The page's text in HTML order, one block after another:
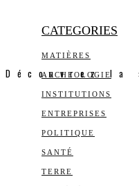
CATEGORIES
MATIÈRES
ARCHEOLOGIE
INSTITUTIONS
ENTREPRISES
POLITIQUE
SANTÉ
TERRE
Découvrez